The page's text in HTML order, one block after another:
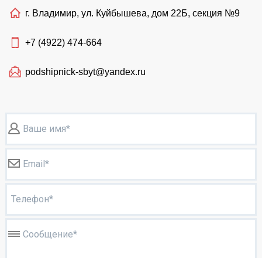
г. Владимир, ул. Куйбышева, дом 22Б, секция №9
+7 (4922) 474-664
podshipnick-sbyt@yandex.ru
Ваше имя*
Email*
Телефон*
Сообщение*